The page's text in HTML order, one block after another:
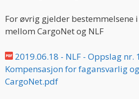
For øvrig gjelder bestemmelsene
mellom CargoNet og NLF
2019.06.18 - NLF - Oppslag nr.
Kompensasjon for fagansvarlig
CargoNet.pdf